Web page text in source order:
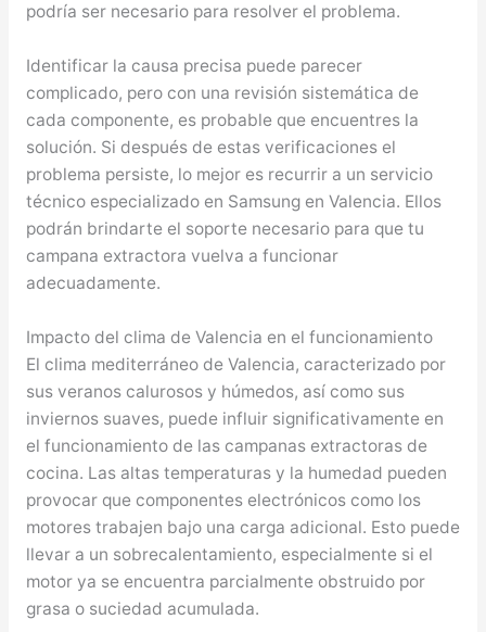
podría ser necesario para resolver el problema.
Identificar la causa precisa puede parecer
complicado, pero con una revisión sistemática de
cada componente, es probable que encuentres la
solución. Si después de estas verificaciones el
problema persiste, lo mejor es recurrir a un servicio
técnico especializado en Samsung en Valencia. Ellos
podrán brindarte el soporte necesario para que tu
campana extractora vuelva a funcionar
adecuadamente.
Impacto del clima de Valencia en el funcionamiento
El clima mediterráneo de Valencia, caracterizado por
sus veranos calurosos y húmedos, así como sus
inviernos suaves, puede influir significativamente en
el funcionamiento de las campanas extractoras de
cocina. Las altas temperaturas y la humedad pueden
provocar que componentes electrónicos como los
motores trabajen bajo una carga adicional. Esto puede
llevar a un sobrecalentamiento, especialmente si el
motor ya se encuentra parcialmente obstruido por
grasa o suciedad acumulada.